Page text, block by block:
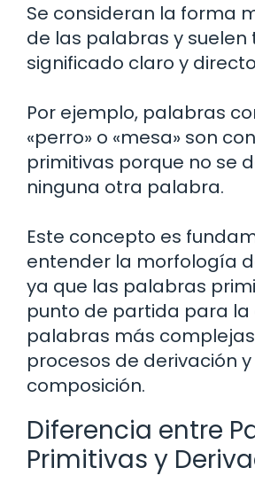
Se consideran la forma
de las palabras y suelen
significado claro y
Por ejemplo, palabras
«perro» o «mesa» son
primitivas porque no se
ninguna otra palabra.
Este concepto es
entender la morfología
ya que las palabras
punto de partida para la
palabras más
procesos de derivación y
composición.
Diferencia entre
Primitivas y